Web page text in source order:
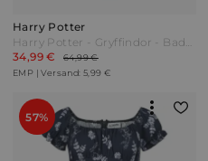
Harry Potter
Harry Potter - Gryffindor - Badeanzug - schwarz|bordeaux - EMP Exklusiv!
34,99 €
64,99 €
EMP | Versand: 5,99 €
57%